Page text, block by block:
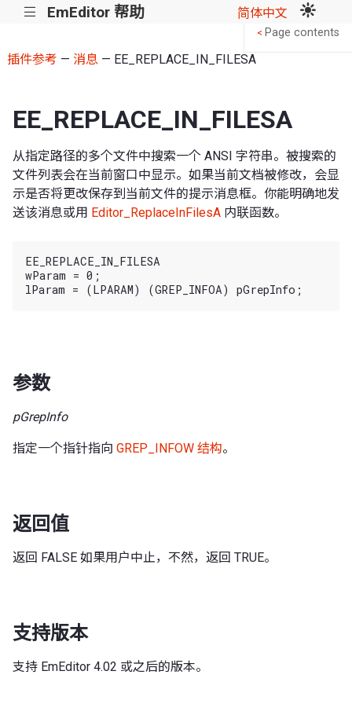
||| EmEditor 帮助 简体中文
插件参考 — 消息— EE_REPLACE_IN_FILESA
EE_REPLACE_IN_FILESA
从指定路径的多个文件中搜索一个 ANSI 字符串。被搜索的
文件列表会在当前窗口中显示。如果当前文档被修改，会显
示是否将更改保存到当前文件的提示消息框。你能明确地发
送该消息或用 Editor_ReplaceInFilesA 内联函数。
EE_REPLACE_IN_FILESA
wParam = 0;
参数
pGrepInfo
指定一个指针指向 GREP_INFOW 结构。
返回值
返回 FALSE 如果用户中止，不然，返回 TRUE。
支持版本
支持 EmEditor 4.02 或之后的版本。
< Page contents